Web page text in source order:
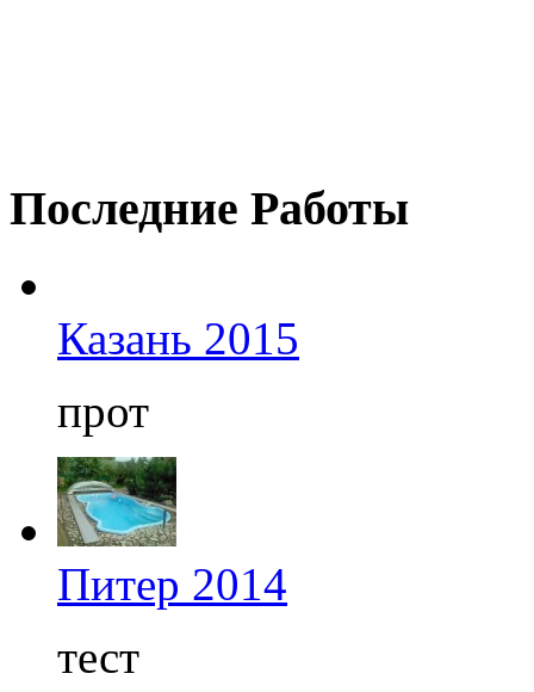
Последние Работы
Казань 2015
прот
Питер 2014
тест